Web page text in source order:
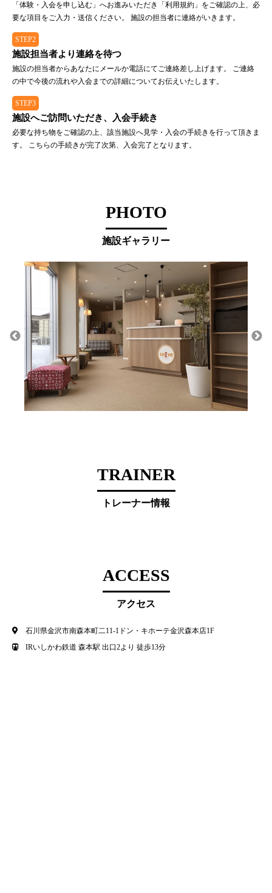
「体験・入会を申し込む」へお進みいただき「利用規約」をご確認の上、必
要な項目をご入力・送信ください。 施設の担当者に連絡がいきます。
STEP2
施設担当者より連絡を待つ
施設の担当者からあなたにメールか電話にてご連絡差し上げます。 ご連絡
の中で今後の流れや入会までの詳細についてお伝えいたします。
STEP3
施設へご訪問いただき、入会手続き
必要な持ち物をご確認の上、該当施設へ見学・入会の手続きを行って頂きま
す。 こちらの手続きが完了次第、入会完了となります。
PHOTO
施設ギャラリー
TRAINER
トレーナー情報
ACCESS
アクセス
石川県金沢市南森本町二11-1ドン・キホーテ金沢森本店1F
IRいしかわ鉄道 森本駅 出口2より 徒歩13分